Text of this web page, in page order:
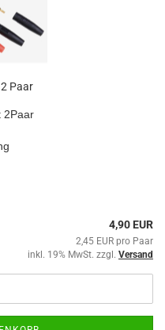
Paar
2Paar
4,90 EUR
2,45 EUR pro Paar
inkl. 19% MwSt. zzgl. Versand